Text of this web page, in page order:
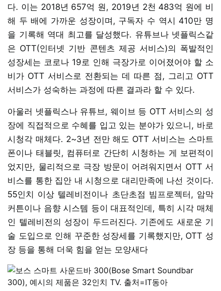
다. 이는 2018년 657억 원, 2019년 2천 483억 원에 비
해 두 배에 가까운 성장이며, 구독자 수 역시 410만 명
을 기록해 역대 최고를 달성했다. 유튜브나 넷플릭스같
은 OTT(인터넷 기반 콘텐츠 제공 서비스)의 폭발적인
성장세는 코로나 19로 인해 극장가로 이어졌어야 할 소
비가 OTT 서비스로 전환되는 데 따른 점, 그리고 OTT
서비스가 성숙하는 과정에 따른 결과라 할 수 있다.
아울러 넷플릭스나 유튜브, 웨이브 등 OTT 서비스의 성
장에 직접적으로 수혜를 입고 있는 분야가 있으니, 바로
시청각 매체다. 2~3년 전만 해도 OTT 서비스는 스마트
폰이나 태블릿, 컴퓨터로 간단히 시청하는 게 보편적이
었지만, 물리적으로 극장 방문이 어려워지면서 OTT 서
비스를 통한 집안 내 시청으로 대리만족에 나선 것이다.
55인치 이상 텔레비전이나 초단초점 빔프로젝터, 암막
커튼이나 음향 시스템 등이 대표적인데, 특히 시각 매체
인 텔레비전의 성장이 두드러진다. 기존에도 새로운 기
술 도입으로 인해 꾸준한 성장세를 기록했지만, OTT 성
장 등을 통해 더욱 힘을 얻는 모양새다